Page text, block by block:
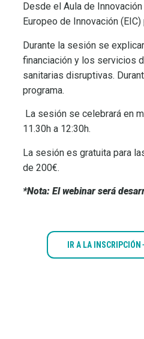
Desde el Aula de
Europeo de Innovación
Durante la sesión se
financiación y los servicios
sanitarias disruptivas.
programa.
La sesión se celebrará en
11.30h a 12:30h.
La sesión es gratuita para
de 200€.
*Nota: El webinar será
VER
PROGRAMA
IR A LA INSCRIPCIÓN